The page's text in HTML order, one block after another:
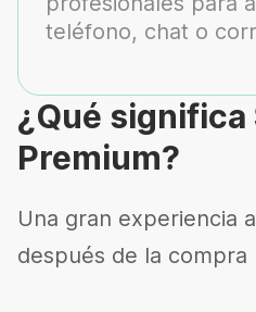
teléfono, chat o
¿Qué significa
Premium?
Una gran experiencia
después de la compra